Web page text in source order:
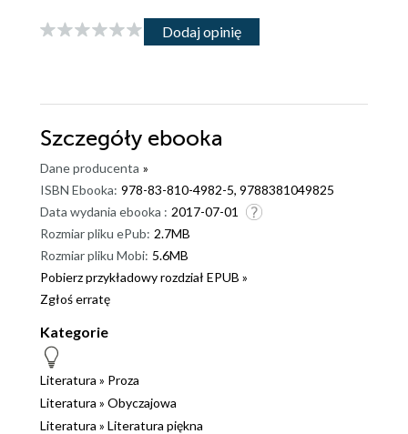
Dodaj opinię
Szczegóły ebooka
Dane producenta »
ISBN Ebooka: 978-83-810-4982-5, 9788381049825
Data wydania ebooka : 2017-07-01
Rozmiar pliku ePub: 2.7MB
Rozmiar pliku Mobi: 5.6MB
Pobierz przykładowy rozdział EPUB »
Zgłoś erratę
Kategorie
Literatura » Proza
Literatura » Obyczajowa
Literatura » Literatura piękna